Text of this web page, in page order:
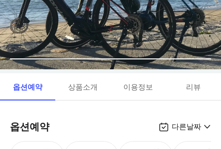
옵션예약 상품소개 이용정보 리뷰
옵션예약 다른날짜